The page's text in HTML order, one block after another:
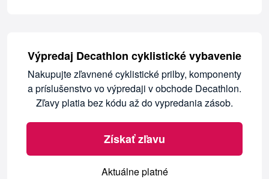
Výpredaj Decathlon cyklistické vybavenie
Nakupujte zľavnené cyklistické prilby, komponenty
a príslušenstvo vo výpredaji v obchode Decathlon.
Zľavy platia bez kódu až do vypredania zásob.
Získať zľavu
Aktuálne platné